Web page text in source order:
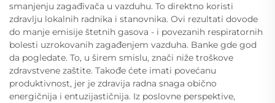
smanjenju zagađivača u vazduhu. To direktno koristi
zdravlju lokalnih radnika i stanovnika. Ovi rezultati dovode
do manje emisije štetnih gasova - i povezanih respiratornih
bolesti uzrokovanih zagađenjem vazduha. Banke gde god
da pogledate. To, u širem smislu, znači niže troškove
zdravstvene zaštite. Takođe ćete imati povećanu
produktivnost, jer je zdravija radna snaga obično
energičnija i entuzijastičnija. Iz poslovne perspektive,